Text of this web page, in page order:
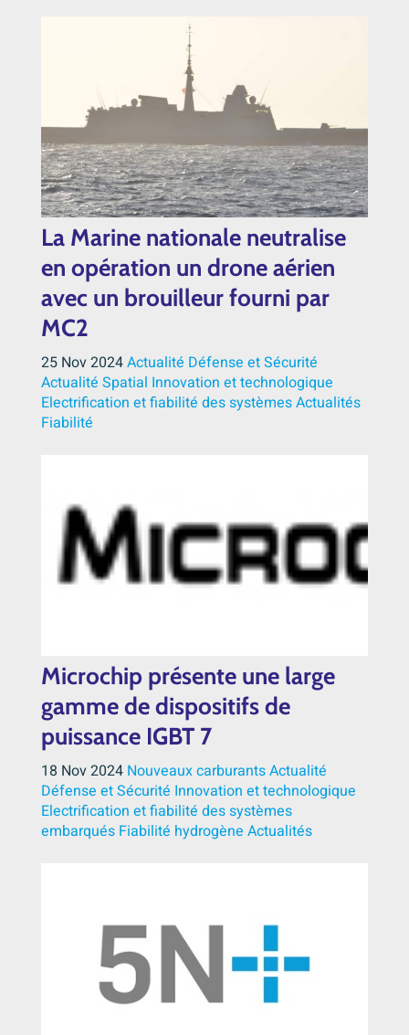
La Marine nationale neutralise
en opération un drone aérien
avec un brouilleur fourni par
MC2
25 Nov 2024Actualité Défense et Sécurité
Actualité Spatial Innovation et technologique
Electrification et fiabilité des systèmesActualités
Fiabilité
Microchip présente une large
gamme de dispositifs de
puissance IGBT 7
18 Nov 2024 Nouveaux carburantsActualité
Défense et Sécurité Innovation et technologique
Electrification et fiabilité des systèmes
embarqués Fiabilité hydrogène Actualités